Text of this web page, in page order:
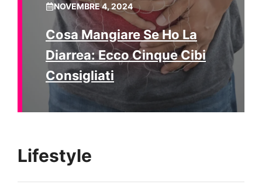
NOVEMBRE 4, 2024
Cosa Mangiare Se Ho La
Diarrea: Ecco Cinque Cibi
Consigliati
Lifestyle